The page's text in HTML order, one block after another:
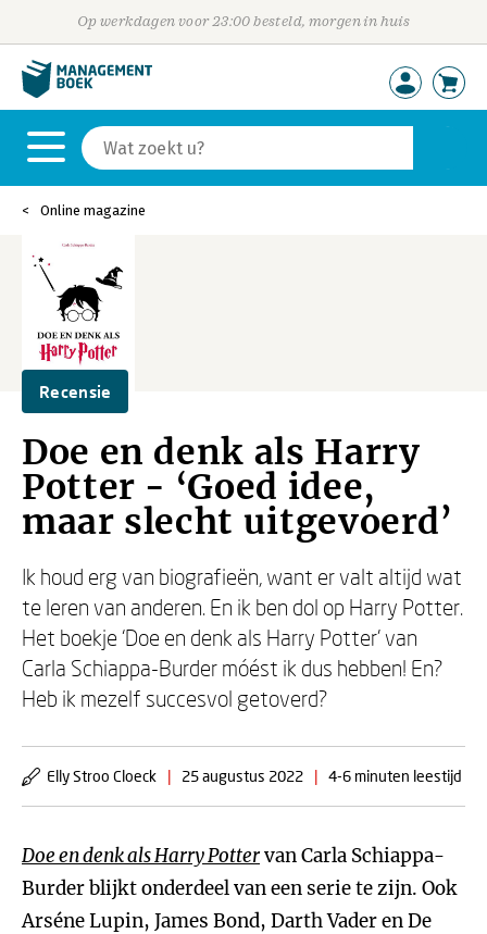
Op werkdagen voor 23:00 besteld, morgen in huis
Online magazine
Recensie
Doe en denk als Harry
Potter - ‘Goed idee,
maar slecht uitgevoerd’
Ik houd erg van biografieën, want er valt altijd wat
te leren van anderen. En ik ben dol op Harry Potter.
Het boekje ‘Doe en denk als Harry Potter’ van
Carla Schiappa-Burder móést ik dus hebben! En?
Heb ik mezelf succesvol getoverd?
Elly Stroo Cloeck | 25 augustus 2022 | 4-6 minuten leestijd
Doe en denk als Harry Pottervan Carla Schiappa-
Burder blijkt onderdeel van een serie te zijn. Ook
Arséne Lupin, James Bond, Darth Vader en De